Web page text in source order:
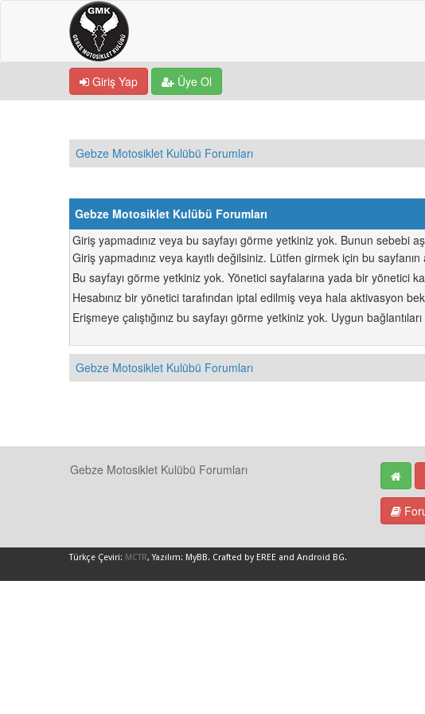
Giriş Yap Üye Ol
Gebze Motosiklet Kulübü Forumları
Gebze Motosiklet Kulübü Forumları
Giriş yapmadınız veya bu sayfayı görme yetkiniz yok. Bunun sebebi
Giriş yapmadınız veya kayıtlı değilsiniz. Lütfen girmek için bu sayfanın
Bu sayfayı görme yetkiniz yok. Yönetici sayfalarına yada bir yönetici
Hesabınız bir yönetici tarafından iptal edilmiş veya hala aktivasyon
Erişmeye çalıştığınız bu sayfayı görme yetkiniz yok. Uygun
Gebze Motosiklet Kulübü Forumları
Gebze Motosiklet Kulübü Forumları
Türkçe Çeviri: MCTR, Yazılım: MyBB. Crafted by EREE and Android BG.